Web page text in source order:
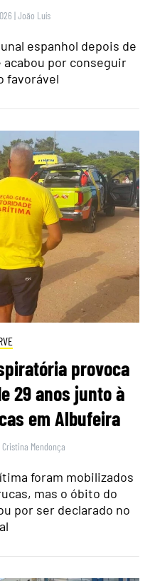
|João Luís
espanhol depois de
por conseguir
favorável
provoca
29 anos junto à
em Albufeira
Cristina Mendonça
foram mobilizados
mas o óbito do
por ser declarado no